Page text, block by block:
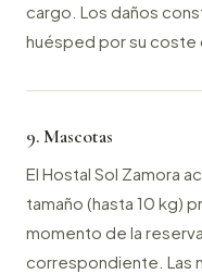
cargo. Los daños
huésped por su coste
9. Mascotas
El Hostal Sol Zamora
tamaño (hasta 10 kg)
momento de la
correspondiente. Las